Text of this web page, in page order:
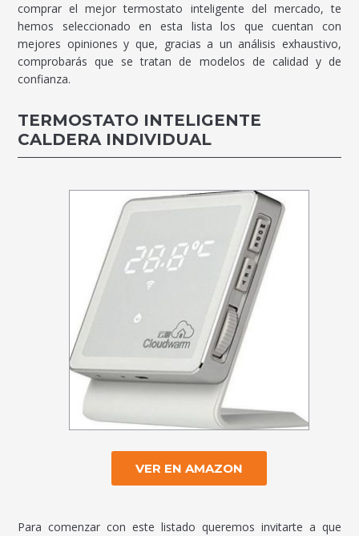
comprar el mejor termostato inteligente del mercado, te
hemos seleccionado en esta lista los que cuentan con
mejores opiniones y que, gracias a un análisis exhaustivo,
comprobarás que se tratan de modelos de calidad y de
confianza.
TERMOSTATO INTELIGENTE
CALDERA INDIVIDUAL
VER EN AMAZON
Para comenzar con este listado queremos invitarte a que